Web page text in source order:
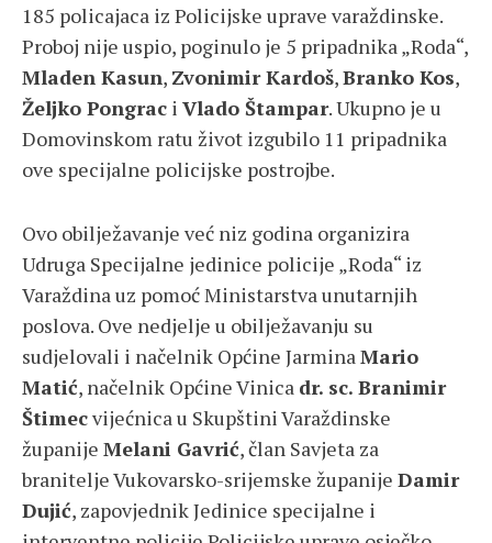
185 policajaca iz Policijske uprave varaždinske.
Proboj nije uspio, poginulo je 5 pripadnika „Roda“,
Mladen Kasun, Zvonimir Kardoš,Branko Kos,
Željko Pongrac i Vlado Štampar. Ukupno je u
Domovinskom ratu život izgubilo 11 pripadnika
ove specijalne policijske postrojbe.
Ovo obilježavanje već niz godina organizira
Udruga Specijalne jedinice policije „Roda“ iz
Varaždina uz pomoć Ministarstva unutarnjih
poslova. Ove nedjelje u obilježavanju su
sudjelovali i načelnik Općine JarminaMario
Matić, načelnik Općine Vinica dr. sc. Branimir
Štimecvijećnica u Skupštini Varaždinske
županije Melani Gavrić, član Savjeta za
branitelje Vukovarsko-srijemske županije Damir
Dujić, zapovjednik Jedinice specijalne i